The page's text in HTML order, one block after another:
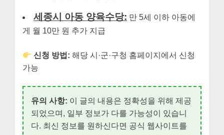
세종시 아동 양육수당: 만 5세 이하 아동에
게 월 10만 원 추가 지급
신청 방법: 해당 시·군·구청 홈페이지에서 신청
가능
유의 사항: 이 글의 내용은 정확성을 위해 제공
되었으며, 일부 정보가 다를 가능성이 있습니
다. 최신 정보를 원하신다면 공식 웹사이트를